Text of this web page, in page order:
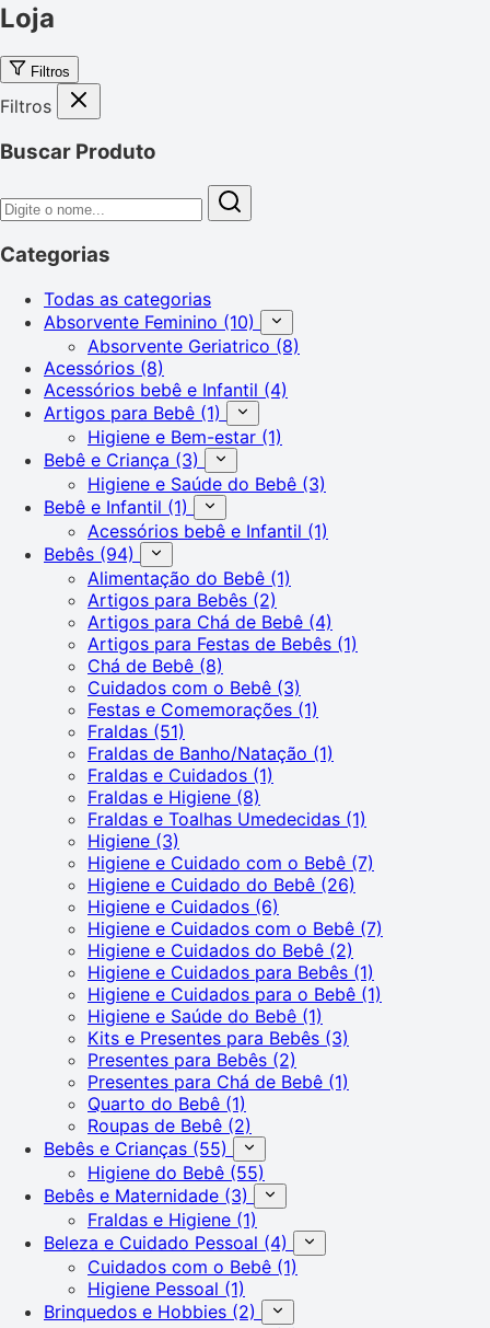
Loja
Filtros
Filtros
Buscar Produto
Categorias
Todas as categorias
Absorvente Feminino (10)
Absorvente Geriatrico (8)
Acessórios (8)
Acessórios bebê e Infantil (4)
Artigos para Bebê (1)
Higiene e Bem-estar (1)
Bebê e Criança (3)
Higiene e Saúde do Bebê (3)
Bebê e Infantil (1)
Acessórios bebê e Infantil (1)
Bebês (94)
Alimentação do Bebê (1)
Artigos para Bebês (2)
Artigos para Chá de Bebê (4)
Artigos para Festas de Bebês (1)
Chá de Bebê (8)
Cuidados com o Bebê (3)
Festas e Comemorações (1)
Fraldas (51)
Fraldas de Banho/Natação (1)
Fraldas e Cuidados (1)
Fraldas e Higiene (8)
Fraldas e Toalhas Umedecidas (1)
Higiene (3)
Higiene e Cuidado com o Bebê (7)
Higiene e Cuidado do Bebê (26)
Higiene e Cuidados (6)
Higiene e Cuidados com o Bebê (7)
Higiene e Cuidados do Bebê (2)
Higiene e Cuidados para Bebês (1)
Higiene e Cuidados para o Bebê (1)
Higiene e Saúde do Bebê (1)
Kits e Presentes para Bebês (3)
Presentes para Bebês (2)
Presentes para Chá de Bebê (1)
Quarto do Bebê (1)
Roupas de Bebê (2)
Bebês e Crianças (55)
Higiene do Bebê (55)
Bebês e Maternidade (3)
Fraldas e Higiene (1)
Beleza e Cuidado Pessoal (4)
Cuidados com o Bebê (1)
Higiene Pessoal (1)
Brinquedos e Hobbies (2)